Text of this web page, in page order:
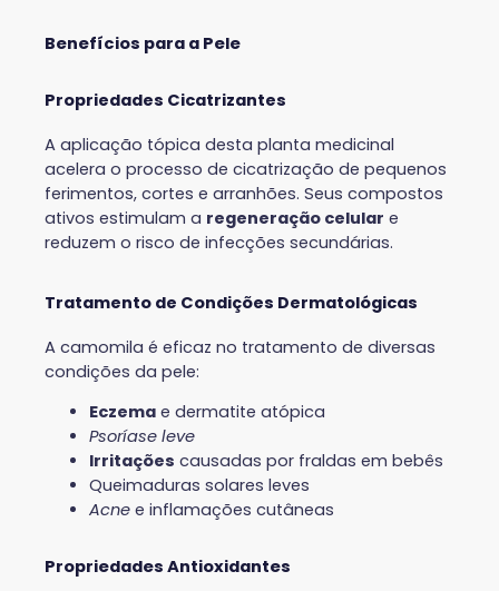
Benefícios para a Pele
Propriedades Cicatrizantes
A aplicação tópica desta planta medicinal
acelera o processo de cicatrização de pequenos
ferimentos, cortes e arranhões. Seus compostos
ativos estimulam a regeneração celular e
reduzem o risco de infecções secundárias.
Tratamento de Condições Dermatológicas
A camomila é eficaz no tratamento de diversas
condições da pele:
Eczema e dermatite atópica
Psoríase leve
Irritações causadas por fraldas em bebês
Queimaduras solares leves
Acne e inflamações cutâneas
Propriedades Antioxidantes